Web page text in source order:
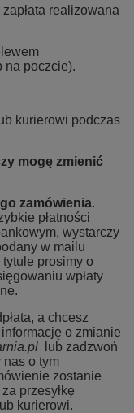
realizowana
na poczcie).
kurierowi podczas
mogę zmienić
zamówienia.
płatności
wystarczy
w mailu
prosimy o
wpłaty
a chcesz
o zmianie
lub zadzwoń
nas o tym
zostanie
przesyłkę
kurierowi.